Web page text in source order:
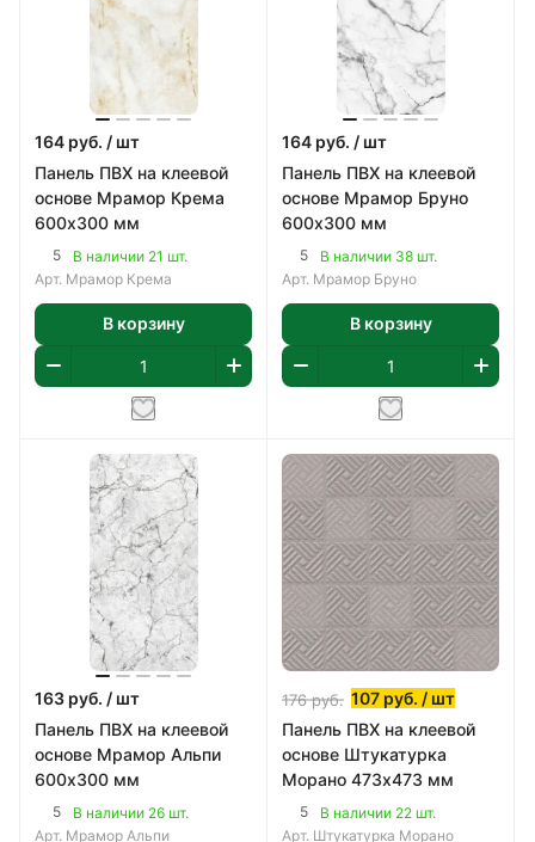
164 руб. / шт
Панель ПВХ на клеевой
основе Мрамор Крема
600х300 мм
5
В наличии 21 шт.
Арт. Мрамор Крема
В корзину
164 руб. / шт
Панель ПВХ на клеевой
основе Мрамор Бруно
600х300 мм
5
В наличии 38 шт.
Арт. Мрамор Бруно
В корзину
163 руб. / шт
Панель ПВХ на клеевой
основе Мрамор Альпи
600х300 мм
5
В наличии 26 шт.
Арт. Мрамор Альпи
176руб. 107 руб. / шт
Панель ПВХ на клеевой
основе Штукатурка
Морано 473х473 мм
5
В наличии 22 шт.
Арт. Штукатурка Морано